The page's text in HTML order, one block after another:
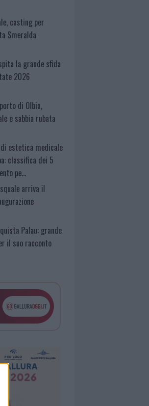
casting per
Smeralda
la grande sfida
2026
di Olbia,
e sabbia rubata
estetica medicale
classifica dei 5
pe…
arriva il
Palau: grande
il suo racconto